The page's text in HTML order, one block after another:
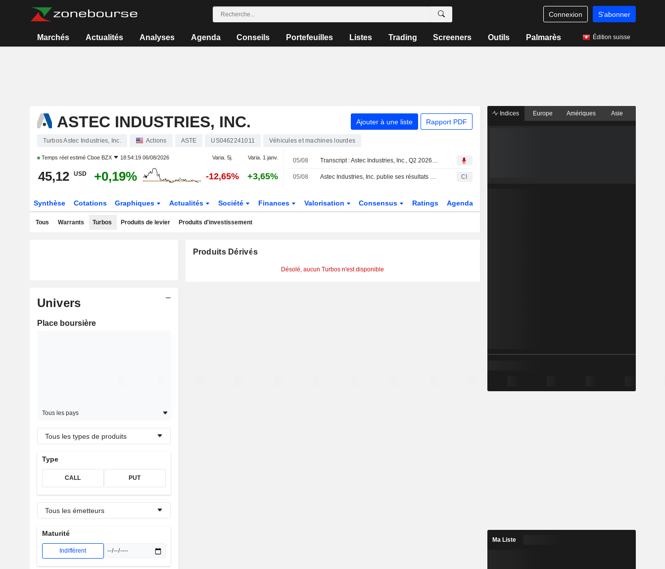
Connexion S'abonner
Marchés Actualités Analyses Agenda Conseils Portefeuilles Listes Trading Screeners Outils Palmarès Édition suisse
ASTEC INDUSTRIES, INC. Ajouter à une liste Rapport PDF
Turbos Astec Industries, Inc. Actions ASTE US0462241011 Véhicules et machines lourdes
Temps réel estimé Cboe BZX 18:54:19 06/08/2026 Varia. 5j. Varia. 1 janv.
45,12 USD +0,19% -12,65% +3,65%
05/08 Transcript : Astec Industries, Inc., Q2 2026 Earnings Call, Aug 05, 2026
05/08 Astec Industries, Inc. publie ses résultats pour le deuxième trimestre et le premier semestre clos le 30 juin 2026 CI
Synthèse Cotations Graphiques Actualités Société Finances Valorisation Consensus Ratings Agenda
Tous Warrants Turbos Produits de levier Produits d'investissement
Univers
Place boursière
Tous les pays
Tous les types de produits
Type
CALL PUT
Tous les émetteurs
Maturité
Indifférent
Produits Dérivés
Désolé, aucun Turbos n'est disponible
Indices Europe Amériques Asie
Ma Liste